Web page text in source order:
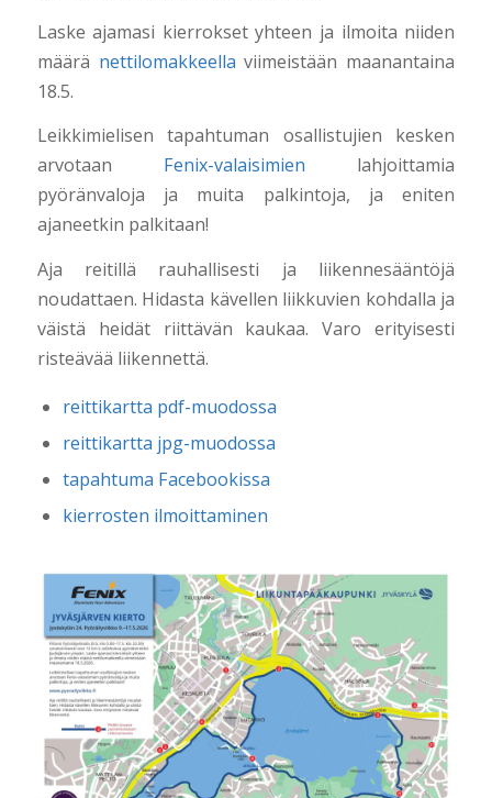
Laske ajamasi kierrokset yhteen ja ilmoita niiden
määrä nettilomakkeella viimeistään maanantaina
18.5.
Leikkimielisen tapahtuman osallistujien kesken
arvotaan Fenix-valaisimien lahjoittamia
pyöränvaloja ja muita palkintoja, ja eniten
ajaneetkin palkitaan!
Aja reitillä rauhallisesti ja liikennesääntöjä
noudattaen. Hidasta kävellen liikkuvien kohdalla ja
väistä heidät riittävän kaukaa. Varo erityisesti
risteävää liikennettä.
reittikartta pdf-muodossa
reittikartta jpg-muodossa
tapahtuma Facebookissa
kierrosten ilmoittaminen